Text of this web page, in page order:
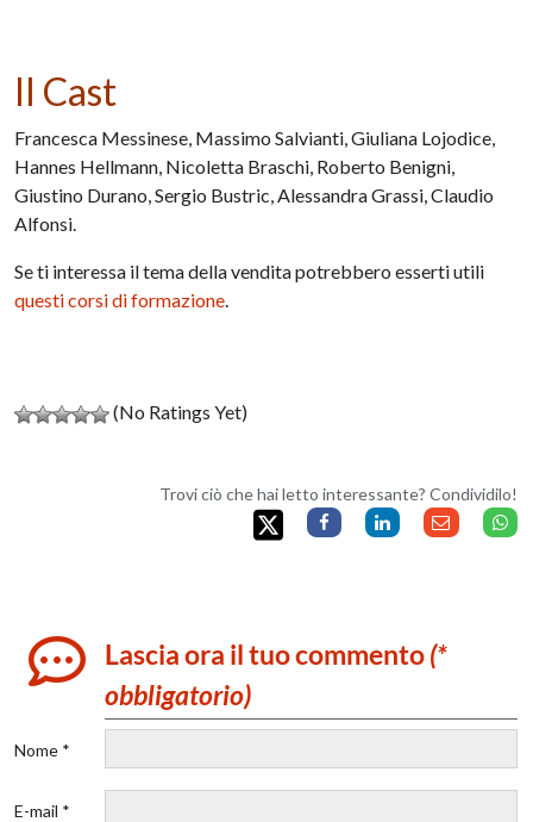
Il Cast
Francesca Messinese, Massimo Salvianti, Giuliana Lojodice,
Hannes Hellmann, Nicoletta Braschi, Roberto Benigni,
Giustino Durano, Sergio Bustric, Alessandra Grassi, Claudio
Alfonsi.
Se ti interessa il tema della vendita potrebbero esserti utili
questi corsi di formazione.
(No Ratings Yet)
Trovi ciò che hai letto interessante? Condividilo!
Lascia ora il tuo commento(*
obbligatorio)
Nome *
E-mail *